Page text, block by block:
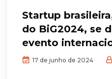
Startup
do BiG2024, se
evento
17 de junho de 2024